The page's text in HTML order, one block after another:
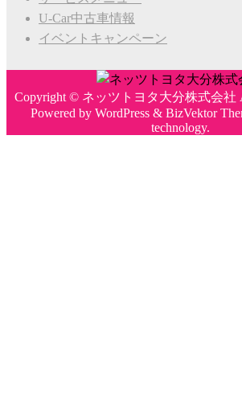
U-Car中古車情報
イベントキャンペーン
Copyright © ネッツトヨタ大分株式会社
Powered by WordPress& BizVektor
technology.